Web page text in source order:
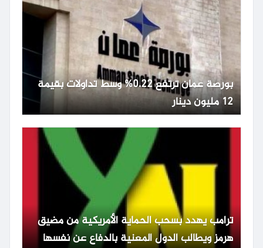
بورصة عمان ترتفع 0.22% وسط تداولات بقيمة
12 مليون دينار
ترامب يهدد بسحب الحماية الأمريكية من مضيق
هرمز ويطالب الدول المعنية بالدفاع عن نفسها